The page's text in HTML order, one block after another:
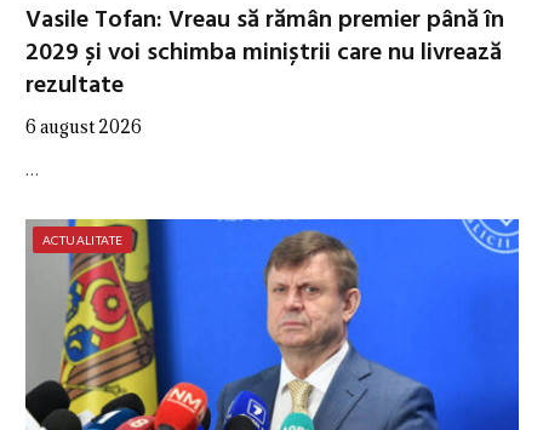
Vasile Tofan: Vreau să rămân premier până în
2029 și voi schimba miniștrii care nu livrează
rezultate
6 august 2026
…
ACTUALITATE